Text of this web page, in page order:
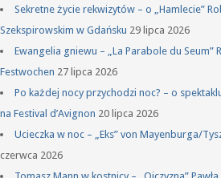
Sekretne życie rekwizytów – o „Hamlecie”
Szekspirowskim w Gdańsku 29 lipca 2026
Ewangelia gniewu – „La Parabole du Seum”
Festwochen 27 lipca 2026
Po każdej nocy przychodzi noc? – o
na Festival d’Avignon 20 lipca 2026
Ucieczka w noc – „Eks” von Mayenburga/
czerwca 2026